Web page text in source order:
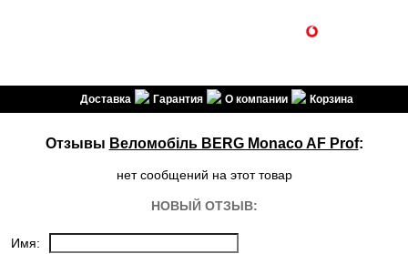
Доставка Гарантия О компании Корзина
Отзывы Веломобіль BERG Monaco AF Prof:
нет сообщений на этот товар
НОВЫЙ ОТЗЫВ:
Имя: